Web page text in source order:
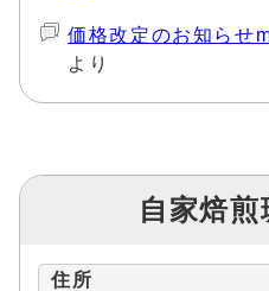
価格改定のお知らせ
より
自家焙
住所